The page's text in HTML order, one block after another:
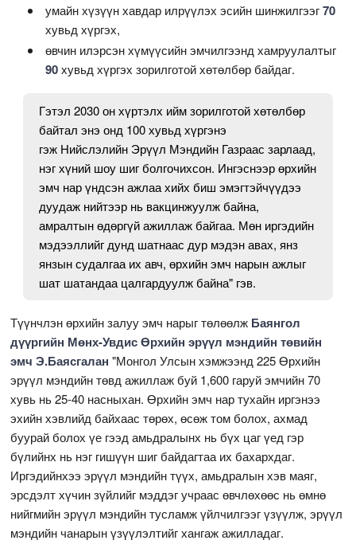
умайн хүзүүн хавдар илрүүлэх эсийн шинжилгээг70
хувьд хүргэх,
өвчин илэрсэн хүмүүсийн эмчилгээнд хамруулалтыг
90хувьд хүргэх зорилготой хөтөлбөр байдаг.
Гэтэл 2030 он хүртэлх ийм зорилготой хөтөлбөр
байтал энэ онд 100 хувьд хүргэнэ
гэж Нийслэлийн Эрүүл Мэндийн Газраас зарлаад,
нэг хүний шоу шиг болгочихсон. Ингэснээр өрхийн
эмч нар үндсэн ажлаа хийх биш эмэгтэйчүүдээ
дуудаж нийтээр нь вакцинжуулж байна,
амралтын өдөргүй ажиллаж байгаа. Мөн иргэдийн
мэдээллийг дунд шатнаас дур мэдэн авах, янз
янзын судалгаа их авч, өрхийн эмч нарын ажлыг
шат шатандаа цалгардуулж байна" гэв.
Түүнчлэн өрхийн залуу эмч нарыг төлөөлж Баянгол
дүүргийн Мөнх-Увдис Өрхийн эрүүл мэндийн төвийн
эмч Э.Баясгалан "Монгол Улсын хэмжээнд 225 Өрхийн
эрүүл мэндийн төвд ажиллаж буй 1,600 гаруй эмчийн 70
хувь нь 25-40 насныхан. Өрхийн эмч нар тухайн иргэнээ
эхийн хэвлийд байхаас төрөх, өсөж том болох, ахмад
буурай болох үе гээд амьдралынх нь бүх цаг үед гэр
бүлийнх нь нэг гишүүн шиг байдагтаа их бахархдаг.
Иргэдийнхээ эрүүл мэндийн түүх, амьдралын хэв маяг,
эрсдэлт хүчин зүйлийг мэддэг учраас өвчлөхөөс нь өмнө
нийгмийн эрүүл мэндийн тусламж үйлчилгээг үзүүлж, эрүүл
мэндийн чанарын үзүүлэлтийг хангаж ажилладаг.